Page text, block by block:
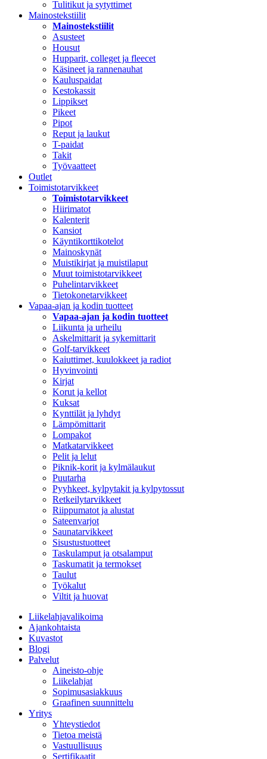
Tulitikut ja sytyttimet
Mainostekstiilit
Mainostekstiilit
Asusteet
Housut
Hupparit, colleget ja fleecet
Käsineet ja rannenauhat
Kauluspaidat
Kestokassit
Lippikset
Pikeet
Pipot
Reput ja laukut
T-paidat
Takit
Työvaatteet
Outlet
Toimistotarvikkeet
Toimistotarvikkeet
Hiirimatot
Kalenterit
Kansiot
Käyntikorttikotelot
Mainoskynät
Muistikirjat ja muistilaput
Muut toimistotarvikkeet
Puhelintarvikkeet
Tietokonetarvikkeet
Vapaa-ajan ja kodin tuotteet
Vapaa-ajan ja kodin tuotteet
Liikunta ja urheilu
Askelmittarit ja sykemittarit
Golf-tarvikkeet
Kaiuttimet, kuulokkeet ja radiot
Hyvinvointi
Kirjat
Korut ja kellot
Kuksat
Kynttilät ja lyhdyt
Lämpömittarit
Lompakot
Matkatarvikkeet
Pelit ja lelut
Piknik-korit ja kylmälaukut
Puutarha
Pyyhkeet, kylpytakit ja kylpytossut
Retkeilytarvikkeet
Riippumatot ja alustat
Sateenvarjot
Saunatarvikkeet
Sisustustuotteet
Taskulamput ja otsalamput
Taskumatit ja termokset
Taulut
Työkalut
Viltit ja huovat
Liikelahjavalikoima
Ajankohtaista
Kuvastot
Blogi
Palvelut
Aineisto-ohje
Liikelahjat
Sopimusasiakkuus
Graafinen suunnittelu
Yritys
Yhteystiedot
Tietoa meistä
Vastuullisuus
Sertifikaatit